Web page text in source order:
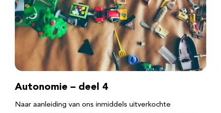
Autonomie – deel 4
Naar aanleiding van ons inmiddels uitverkochte